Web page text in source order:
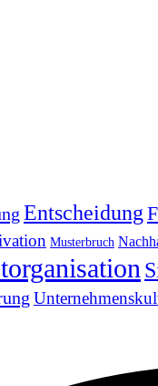
Entscheidung
Musterbruch